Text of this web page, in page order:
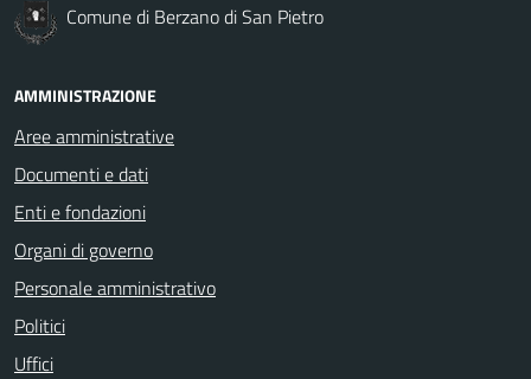
Comune di Berzano di San Pietro
AMMINISTRAZIONE
Aree amministrative
Documenti e dati
Enti e fondazioni
Organi di governo
Personale amministrativo
Politici
Uffici